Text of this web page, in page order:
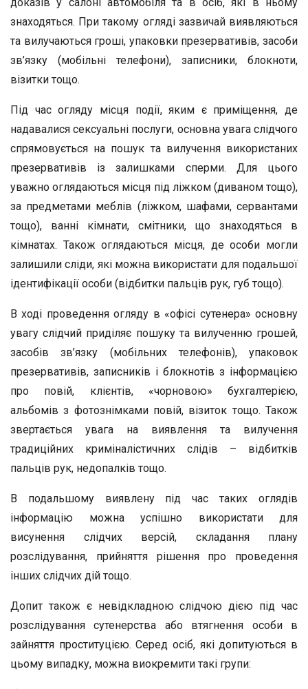
знаходяться. При такому огляді зазвичай виявляються
та вилучаються гроші, упаковки презервативів, засоби
зв’язку (мобільні телефони), записники, блокноти,
візитки тощо.
Під час огляду місця події, яким є приміщення, де
надавалися сексуальні послуги, основна увага слідчого
спрямовується на пошук та вилучення використаних
презервативів із залишками сперми. Для цього
уважно оглядаються місця під ліжком (диваном тощо),
за предметами меблів (ліжком, шафами, сервантами
тощо), ванні кімнати, смітники, що знаходяться в
кімнатах. Також оглядаються місця, де особи могли
залишили сліди, які можна використати для подальшої
ідентифікації особи (відбитки пальців рук, губ тощо).
В ході проведення огляду в «офісі сутенера» основну
увагу слідчий приділяє пошуку та вилученню грошей,
засобів зв’язку (мобільних телефонів), упаковок
презервативів, записників і блокнотів з інформацією
про повій, клієнтів, «чорновою» бухгалтерією,
альбомів з фотознімками повій, візиток тощо. Також
звертається увага на виявлення та вилучення
традиційних криміналістичних слідів – відбитків
пальців рук, недопалків тощо.
В подальшому виявлену під час таких оглядів
інформацію можна успішно використати для
висунення слідчих версій, складання плану
розслідування, прийняття рішення про проведення
інших слідчих дій тощо.
Допит також є невідкладною слідчою дією під час
розслідування сутенерства або втягнення особи в
зайняття проституцією. Серед осіб, які допитуються в
цьому випадку, можна виокремити такі групи: